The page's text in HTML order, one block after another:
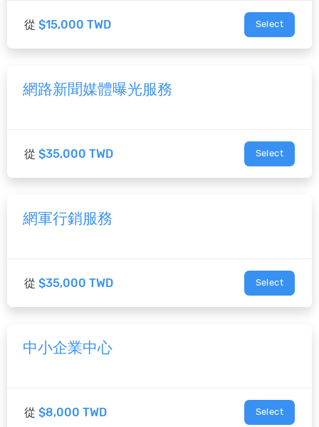
從 $15,000 TWD Select
網路新聞媒體曝光服務
從 $35,000 TWD Select
網軍行銷服務
從 $35,000 TWD Select
中小企業中心
從 $8,000 TWD Select